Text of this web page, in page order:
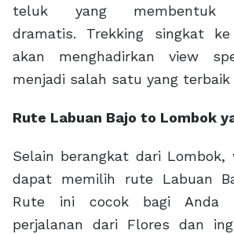
teluk yang membentuk
dramatis. Trekking singkat
akan menghadirkan view
menjadi salah satu yang terbaik
Rute Labuan Bajo to Lombok
Selain berangkat dari Lombok,
dapat memilih rute Labuan
Rute ini cocok bagi Anda
perjalanan dari Flores dan